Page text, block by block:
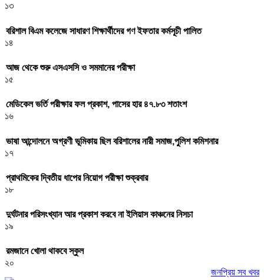
১৩
বরিশাল বিএম কলেজে সাধারণ শিক্ষার্থীদের গণ ইফতার কর্মসূচী পালিত
১৪
আজ থেকে শুরু এসএসসি ও সমমানের পরীক্ষা
১৫
মেডিকেল ভর্তি পরীক্ষার ফল প্রকাশ, পাসের হার ৪৭.৮৩ শতাংশ
১৬
ভাষা আন্দোলনে অগ্রণী ভূমিকায় ছিল বরিশালের নারী সমাজ,পুলিশ কমিশনার
১৭
প্রাথমিকের দ্বিতীয় ধাপের নিয়োগ পরীক্ষা শুক্রবার
১৮
দুর্ঘটনার পরিসংখ্যান আর প্রকাশ করবে না ইলিয়াস কাঞ্চনের নিসচা
১৯
রমজানে খোলা থাকবে স্কুল
২০
জনপ্রিয় সব খবর